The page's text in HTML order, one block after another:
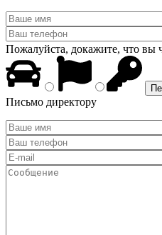
Пожалуйста, докажите, что вы
Письмо директору